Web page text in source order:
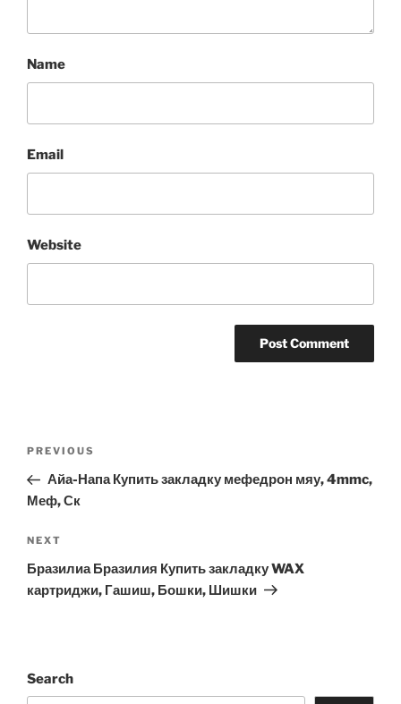
Name
Email
Website
Previous
Post
PREVIOUS
Айа-Напа Купить закладку мефедрон мяу, 4mmc,
Меф, Ск
Next
Post
NEXT
Бразилиа Бразилия Купить закладку WAX
картриджи, Гашиш, Бошки, Шишки
Search